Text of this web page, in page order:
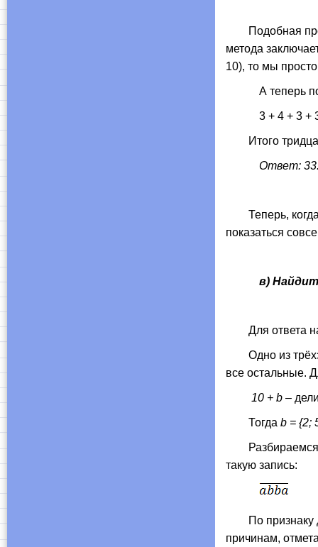
Подобная
метода
10), то мы
А теперь
3 + 4 + 3 +
Итого
Ответ:
Теперь, когда
показаться
в)
Для ответа на
Одно из
все остальные.
10 + b–
Тогда b = {2;
Разбираемся
такую запись:
По признаку
причинам,